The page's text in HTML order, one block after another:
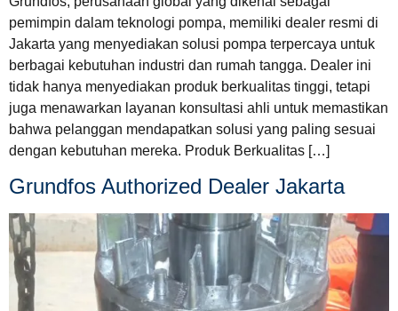
pemimpin dalam teknologi pompa, memiliki dealer resmi di
Jakarta yang menyediakan solusi pompa terpercaya untuk
berbagai kebutuhan industri dan rumah tangga. Dealer ini
tidak hanya menyediakan produk berkualitas tinggi, tetapi
juga menawarkan layanan konsultasi ahli untuk memastikan
bahwa pelanggan mendapatkan solusi yang paling sesuai
dengan kebutuhan mereka. Produk Berkualitas […]
Grundfos Authorized Dealer Jakarta